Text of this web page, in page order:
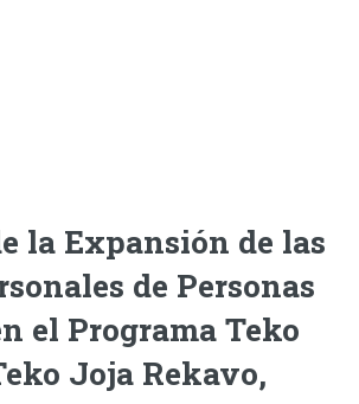
la Expansión de las
de Personas
el Programa Teko
Joja Rekavo,